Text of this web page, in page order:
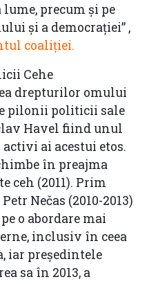
precum și pe
și a democrației” ,
coaliției.
Cehe
drepturilor omului
pilonii politicii sale
Havel fiind unul
ai acestui etos.
în preajma
ceh (2011). Prim
Nečas (2010-2013)
o abordare mai
inclusiv în ceea
iar președintele
sa în 2013, a